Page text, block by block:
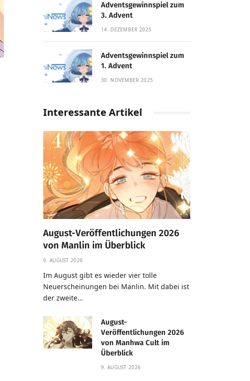
Adventsgewinnspiel zum
3. Advent
14. DEZEMBER 2025
Adventsgewinnspiel zum
1. Advent
30. NOVEMBER 2025
Interessante Artikel
August-Veröffentlichungen 2026
von Manlin im Überblick
9. AUGUST 2026
Im August gibt es wieder vier tolle
Neuerscheinungen bei Manlin. Mit dabei ist
der zweite…
August-
Veröffentlichungen 2026
von Manhwa Cult im
Überblick
9. AUGUST 2026